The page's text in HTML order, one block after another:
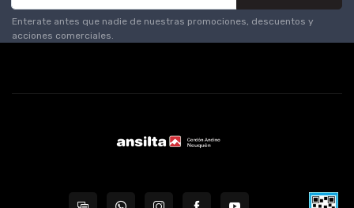
Enterate antes que nadie de nuestras promociones, descuentos y
acciones comerciales.